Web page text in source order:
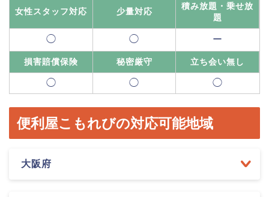
女性スタッフ対応 少量対応
積み放題・乗せ放
題
◯ ◯ ー
損害賠償保険 秘密厳守 立ち会い無し
◯ ◯ ◯
便利屋こもれびの対応可能地域
大阪府